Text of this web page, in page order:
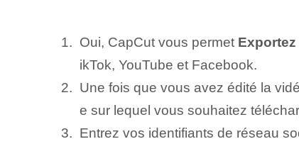
Oui, CapCut vous permet
ikTok, YouTube et Facebook.
Une fois que vous avez édité la
e sur lequel vous souhaitez
Entrez vos identifiants de réseau